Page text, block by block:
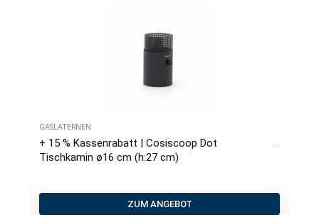
GASLATERNEN
+ 15 % Kassenrabatt | Cosiscoop Dot
Tischkamin ø16 cm (h:27 cm)
ZUM ANGEBOT